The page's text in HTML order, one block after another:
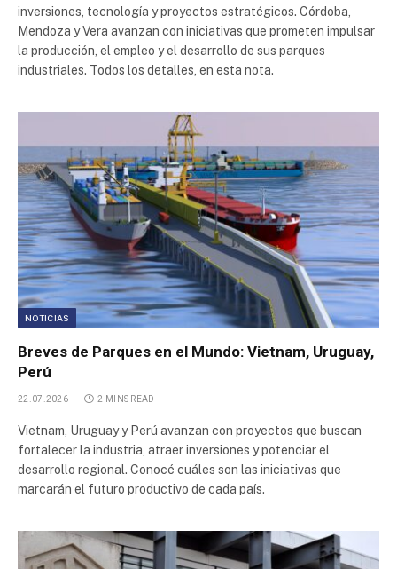
Parque Industrial Río Cuarto
Parque Industrial Pergamino
Parque Industrial Neuquén
Parque Industrial Plottier
Plaza Industrial Escobar
Parque industrial Pilar
Río Neuquén Distrito Industrial
Parque Industrial Pergamino
inversiones, tecnología y proyectos estratégicos. Córdoba,
Mendoza y Vera avanzan con iniciativas que prometen impulsar
la producción, el empleo y el desarrollo de sus parques
industriales. Todos los detalles, en esta nota.
NOTICIAS
Breves de Parques en el Mundo: Vietnam, Uruguay,
Perú
22.07.2026 2 MINS READ
Vietnam, Uruguay y Perú avanzan con proyectos que buscan
fortalecer la industria, atraer inversiones y potenciar el
desarrollo regional. Conocé cuáles son las iniciativas que
marcarán el futuro productivo de cada país.